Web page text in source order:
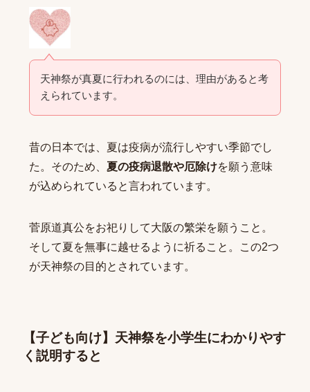
天神祭が真夏に行われるのには、理由があると考
えられています。
昔の日本では、夏は疫病が流行しやすい季節でし
た。そのため、 夏の疫病退散や厄除けを願う意味
が込められていると言われています。
菅原道真公をお祀りして大阪の繁栄を願うこと。
そして夏を無事に越せるように祈ること。この2つ
が天神祭の目的とされています。
【子ども向け】天神祭を小学生にわかりやす
く説明すると